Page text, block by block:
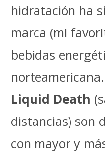
hidratación ha
marca (mi
bebidas
norteamericana.
Liquid Death
distancias) son
con mayor y